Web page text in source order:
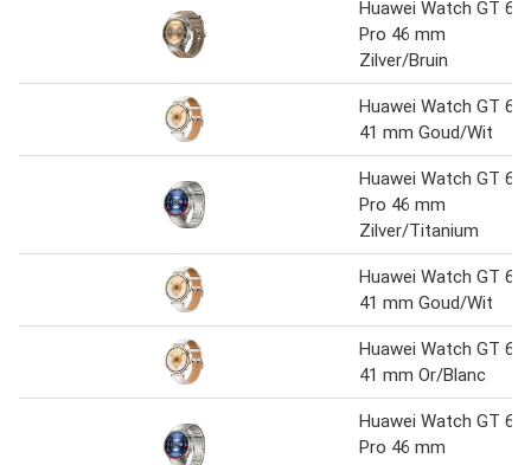
Huawei Watch GT 6
Pro 46 mm
Zilver/Bruin
Huawei Watch GT 6
41 mm Goud/Wit
Huawei Watch GT 6
Pro 46 mm
Zilver/Titanium
Huawei Watch GT 6
41 mm Goud/Wit
Huawei Watch GT 6
41 mm Or/Blanc
Huawei Watch GT 6
Pro 46 mm